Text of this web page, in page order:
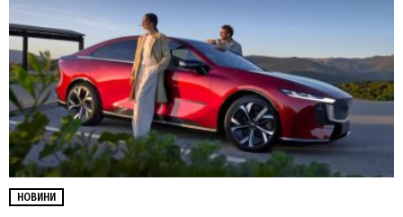
НОВИНИ